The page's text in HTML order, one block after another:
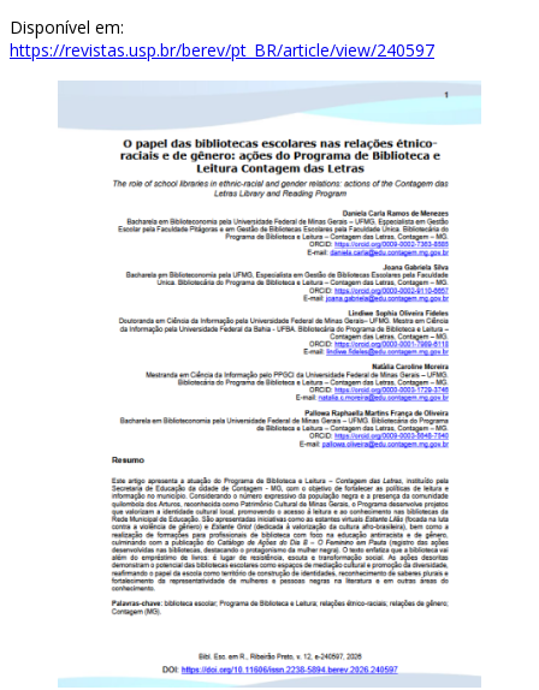
Disponível em:
https://revistas.usp.br/berev/pt_BR/article/view/240597